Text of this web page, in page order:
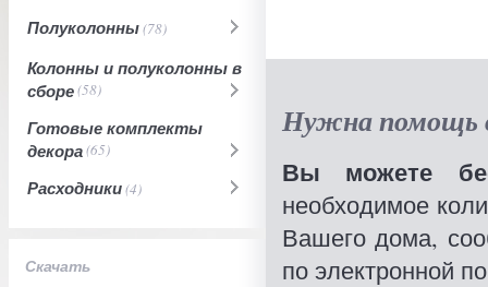
Полуколонны(78)
Колонны и полуколонны в
сборе(58)
Готовые комплекты
декора(65)
Расходники(4)
Скачать
Нужна помощь
Вы можете
необходимое
Вашего дома,
по электронной